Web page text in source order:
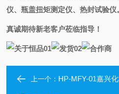
仪、瓶盖扭矩测定仪、热封试验
真诚期待新老客户莅临指导！
上一个： HP-MFY-01嘉兴